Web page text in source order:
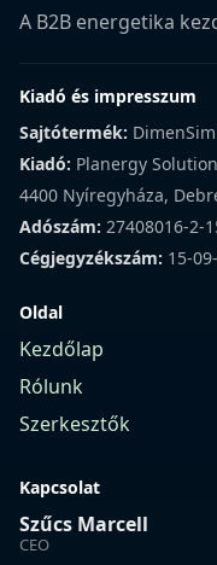
A B2B energetika
Kiadó és impresszum
Sajtótermék:
Kiadó: Planergy
4400 Nyíregyháza,
Adószám: 27408016-2-
Cégjegyzékszám: 15-
Oldal
Kezdőlap
Rólunk
Szerkesztők
Kapcsolat
Szűcs Marcell
CEO